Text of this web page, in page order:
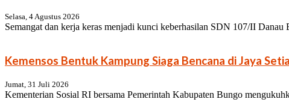
Selasa, 4 Agustus 2026
Semangat dan kerja keras menjadi kunci keberhasilan SDN 107/II
Kemensos Bentuk Kampung Siaga Bencana di Jaya
Jumat, 31 Juli 2026
Kementerian Sosial RI bersama Pemerintah Kabupaten Bungo